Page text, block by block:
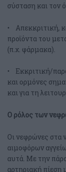
σύσταση και τον
• Απεκκριτική,
προϊόντα του
(π.χ. φάρμακα).
• Εκκριτική/
και ορμόνες
και για τη
Ο ρόλος των
Οι νεφρώνες στα
αιμοφόρων
αυτά. Με την
αρτηριακή πίεση